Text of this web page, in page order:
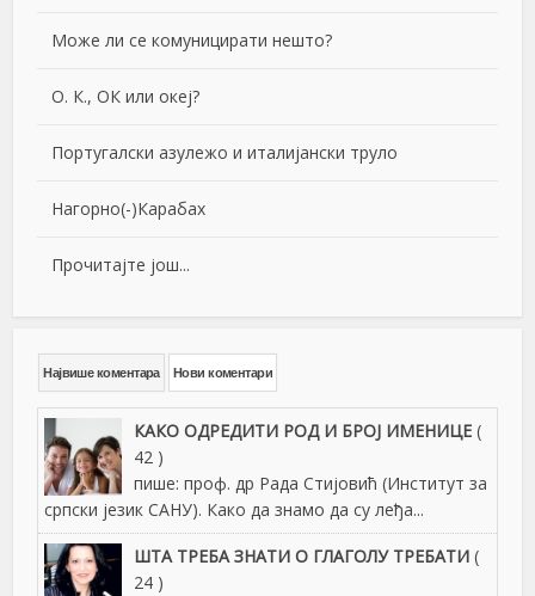
Може ли се комуницирати нешто?
О. К., ОК или океј?
Португалски азулежо и италијански труло
Нагорно(-)Карабах
Прочитајте још...
Највише коментара Нови коментари
КАКО ОДРЕДИТИ РОД И БРОЈ ИМЕНИЦЕ (
42 )
пише: проф. др Рада Стијовић (Институт за
српски језик САНУ). Како да знамо да су леђа...
ШТА ТРЕБА ЗНАТИ О ГЛАГОЛУ ТРЕБАТИ (
24 )